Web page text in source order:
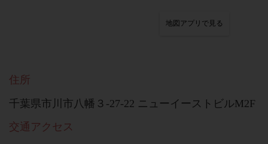
地図アプリで見る
住所
千葉県市川市八幡３-27-22 ニューイーストビルM2F
交通アクセス